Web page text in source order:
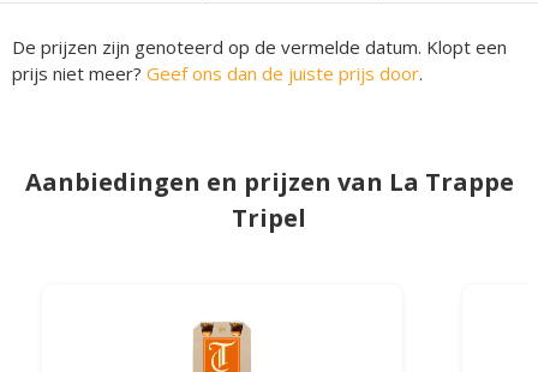
De prijzen zijn genoteerd op de vermelde datum. Klopt een
prijs niet meer? Geef ons dan de juiste prijs door.
Aanbiedingen en prijzen van La Trappe
Tripel